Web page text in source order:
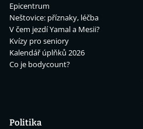
Epicentrum
Neštovice: příznaky, léčba
V čem jezdí Yamal a Mesii?
Kvízy pro seniory
Kalendář úplňků 2026
Co je bodycount?
Politika